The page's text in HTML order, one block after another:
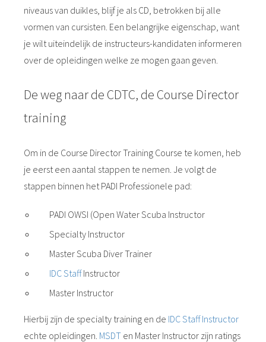
niveaus van duikles, blijf je als CD, betrokken bij alle
vormen van cursisten. Een belangrijke eigenschap, want
je wilt uiteindelijk de instructeurs-kandidaten informeren
over de opleidingen welke ze mogen gaan geven.
De weg naar de CDTC, de Course Director
training
Om in de Course Director Training Course te komen, heb
je eerst een aantal stappen te nemen. Je volgt de
stappen binnen het PADI Professionele pad:
PADI OWSI (Open Water Scuba Instructor
Specialty Instructor
Master Scuba Diver Trainer
IDC StaffInstructor
Master Instructor
Hierbij zijn de specialty training en de IDC Staff Instructor
echte opleidingen. MSDT en Master Instructor zijn ratings